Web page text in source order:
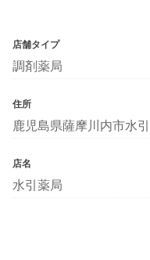
店舗タイプ
調剤薬局
住所
鹿児島県薩摩川内市水
店名
水引薬局